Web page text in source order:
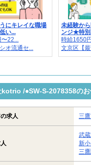
にキレイな職場
い...
22...
オ流通セ...
未経験か
ンジ★特別
時給1650
文京区【
kotrio /●SW-S-2078358の
求人 三
武
新
三